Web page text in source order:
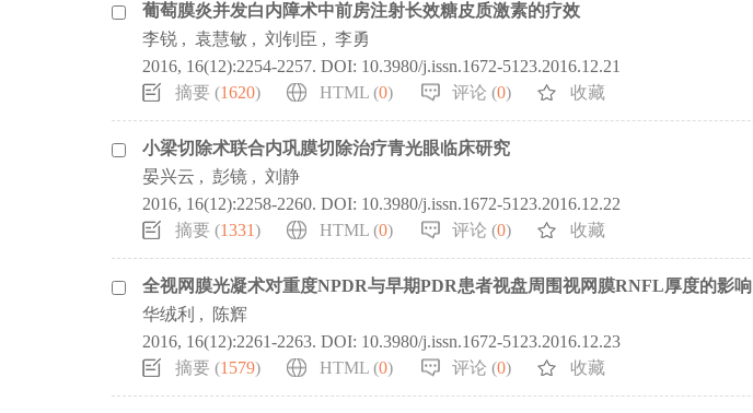
葡萄膜炎并发白内障术中前房注射长效糖皮质激素的疗效
李锐 , 袁慧敏 , 刘钊臣 , 李勇
2016, 16(12):2254-2257. DOI: 10.3980/j.issn.1672-5123.2016.12.21
摘要 (1620) HTML (0) 评论 (0) 收藏
小梁切除术联合内巩膜切除治疗青光眼临床研究
晏兴云 , 彭镜 , 刘静
2016, 16(12):2258-2260. DOI: 10.3980/j.issn.1672-5123.2016.12.22
摘要 (1331) HTML (0) 评论 (0) 收藏
全视网膜光凝术对重度NPDR与早期PDR患者视盘周围视网膜RNFL厚度的影响
华绒利 ,
陈辉
2016, 16(12):2261-2263. DOI: 10.3980/j.issn.1672-5123.2016.12.23
摘要 (1579) HTML (0) 评论 (0) 收藏